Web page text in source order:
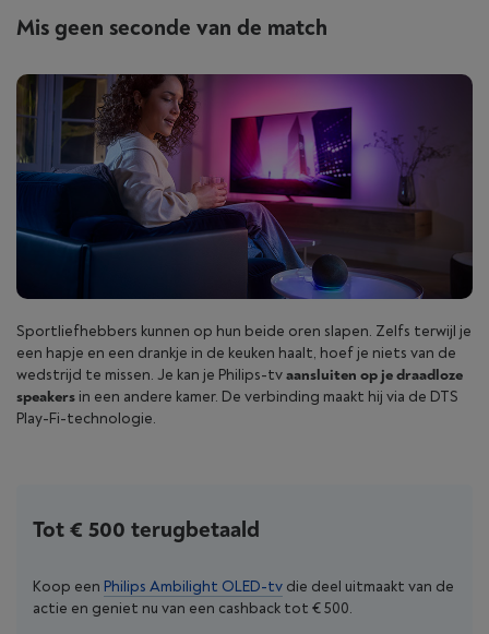
Mis geen seconde van de match
Sportliefhebbers kunnen op hun beide oren slapen. Zelfs terwijl je
een hapje en een drankje in de keuken haalt, hoef je niets van de
wedstrijd te missen. Je kan je Philips-tvaansluiten op je draadloze
speakers in een andere kamer. De verbinding maakt hij via de DTS
Play-Fi-technologie.
Tot € 500 terugbetaald
Koop een Philips Ambilight OLED-tv die deel uitmaakt van de
actie en geniet nu van een cashback tot € 500.